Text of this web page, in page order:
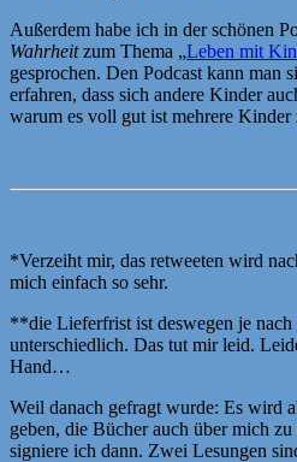
Außerdem habe ich in der schönen
Wahrheitzum Thema „Leben mit
gesprochen. Den Podcast kann man
erfahren, dass sich andere Kinder
warum es voll gut ist mehrere Kinder
*Verzeiht mir, das retweeten wird
mich einfach so sehr.
**die Lieferfrist ist deswegen je nach
unterschiedlich. Das tut mir leid.
Hand…
Weil danach gefragt wurde: Es wird
geben, die Bücher auch über mich
signiere ich dann. Zwei Lesungen